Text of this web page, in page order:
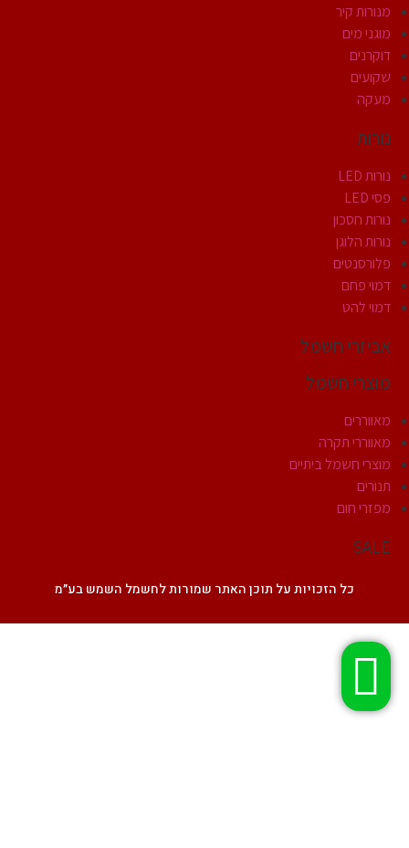
מנורות קיר
מוגני מים
דוקרנים
שקועים
מעקה
נורות
נורות LED
פסי LED
נורות חסכון
נורות הלוגן
פלורסנטים
דמוי פחם
דמוי להט
אביזרי חשמל
מוצרי חשמל
מאווררים
מאווררי תקרה
מוצרי חשמל ביתיים
תנורים
מפזרי חום
SALE
כל הזכויות על תוכן האתר שמורות לחשמל השמש בע״מ